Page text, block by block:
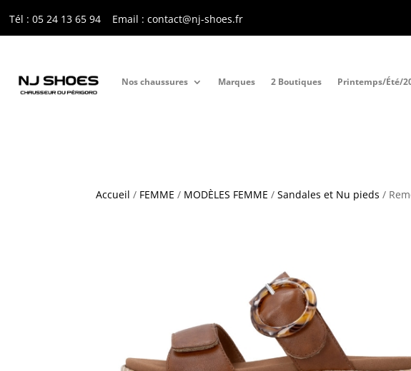
Tél : 05 24 13 65 94 Email : contact@nj-shoes.fr
Nos chaussures Marques 2 Boutiques Printemps/Été/
Accueil / FEMME / MODÈLES FEMME /Sandales et Nu pieds /